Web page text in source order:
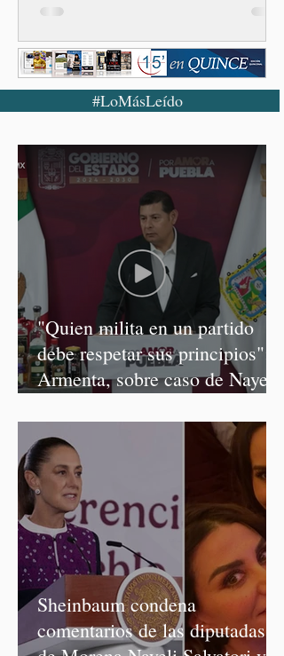
#LoMásLeído
"Quien milita en un partido
debe respetar sus principios":
Armenta, sobre caso de Nayeli
Sheinbaum condena
comentarios de las diputadas